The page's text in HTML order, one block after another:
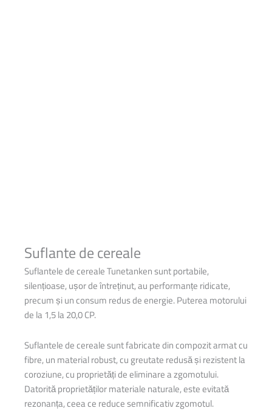
Suflante de cereale
Suflantele de cereale Tunetanken sunt portabile,
silențioase, ușor de întreținut, au performanțe ridicate,
precum și un consum redus de energie. Puterea motorului
de la 1,5 la 20,0 CP.
Suflantele de cereale sunt fabricate din compozit armat cu
fibre, un material robust, cu greutate redusă și rezistent la
coroziune, cu proprietăți de eliminare a zgomotului.
Datorită proprietăților materiale naturale, este evitată
rezonanța, ceea ce reduce semnificativ zgomotul.